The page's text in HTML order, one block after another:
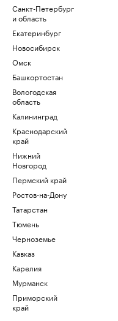
Санкт-Петербург
и область
Екатеринбург
Новосибирск
Омск
Башкортостан
Вологодская
область
Калининград
Краснодарский
край
Нижний
Новгород
Пермский край
Ростов-на-Дону
Татарстан
Тюмень
Черноземье
Кавказ
Карелия
Мурманск
Приморский
край